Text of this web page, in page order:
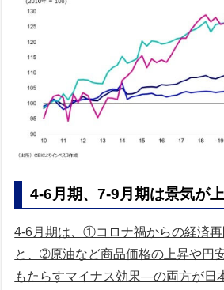
4-6月期、7-9月期は景気が
4-6月期は、①コロナ禍からの経済
と、➁原油など商品価格の上昇や円
もたらすマイナス効果—の両方が日